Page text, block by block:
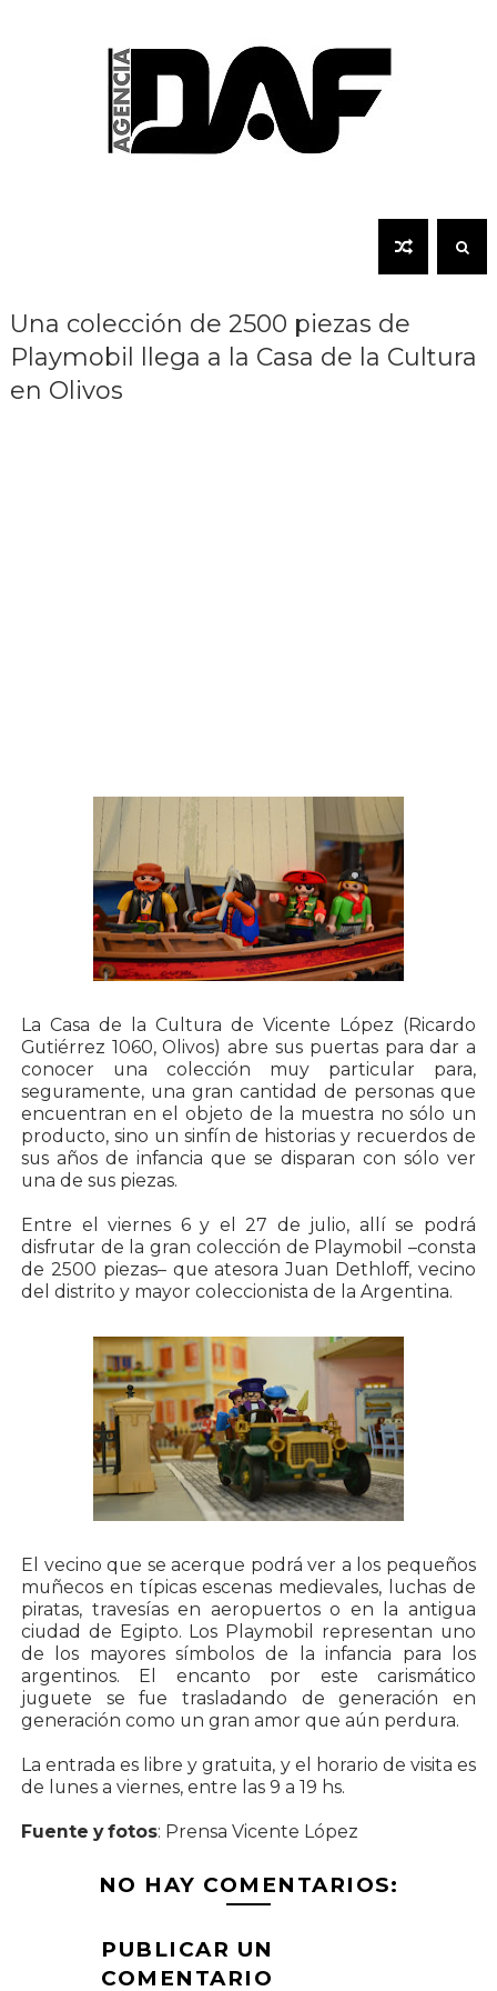
Una colección de 2500 piezas de
Playmobil llega a la Casa de la Cultura
en Olivos
La Casa de la Cultura de Vicente López (Ricardo
Gutiérrez 1060, Olivos) abre sus puertas para dar a
conocer una colección muy particular para,
seguramente, una gran cantidad de personas que
encuentran en el objeto de la muestra no sólo un
producto, sino un sinfín de historias y recuerdos de
sus años de infancia que se disparan con sólo ver
una de sus piezas.
Entre el viernes 6 y el 27 de julio, allí se podrá
disfrutar de la gran colección de Playmobil –consta
de 2500 piezas– que atesora Juan Dethloff, vecino
del distrito y mayor coleccionista de la Argentina.
El vecino que se acerque podrá ver a los pequeños
muñecos en típicas escenas medievales, luchas de
piratas, travesías en aeropuertos o en la antigua
ciudad de Egipto. Los Playmobil representan uno
de los mayores símbolos de la infancia para los
argentinos. El encanto por este carismático
juguete se fue trasladando de generación en
generación como un gran amor que aún perdura.
La entrada es libre y gratuita, y el horario de visita es
de lunes a viernes, entre las 9 a 19 hs.
Fuente y fotos: Prensa Vicente López
NO HAY COMENTARIOS:
PUBLICAR UN
COMENTARIO